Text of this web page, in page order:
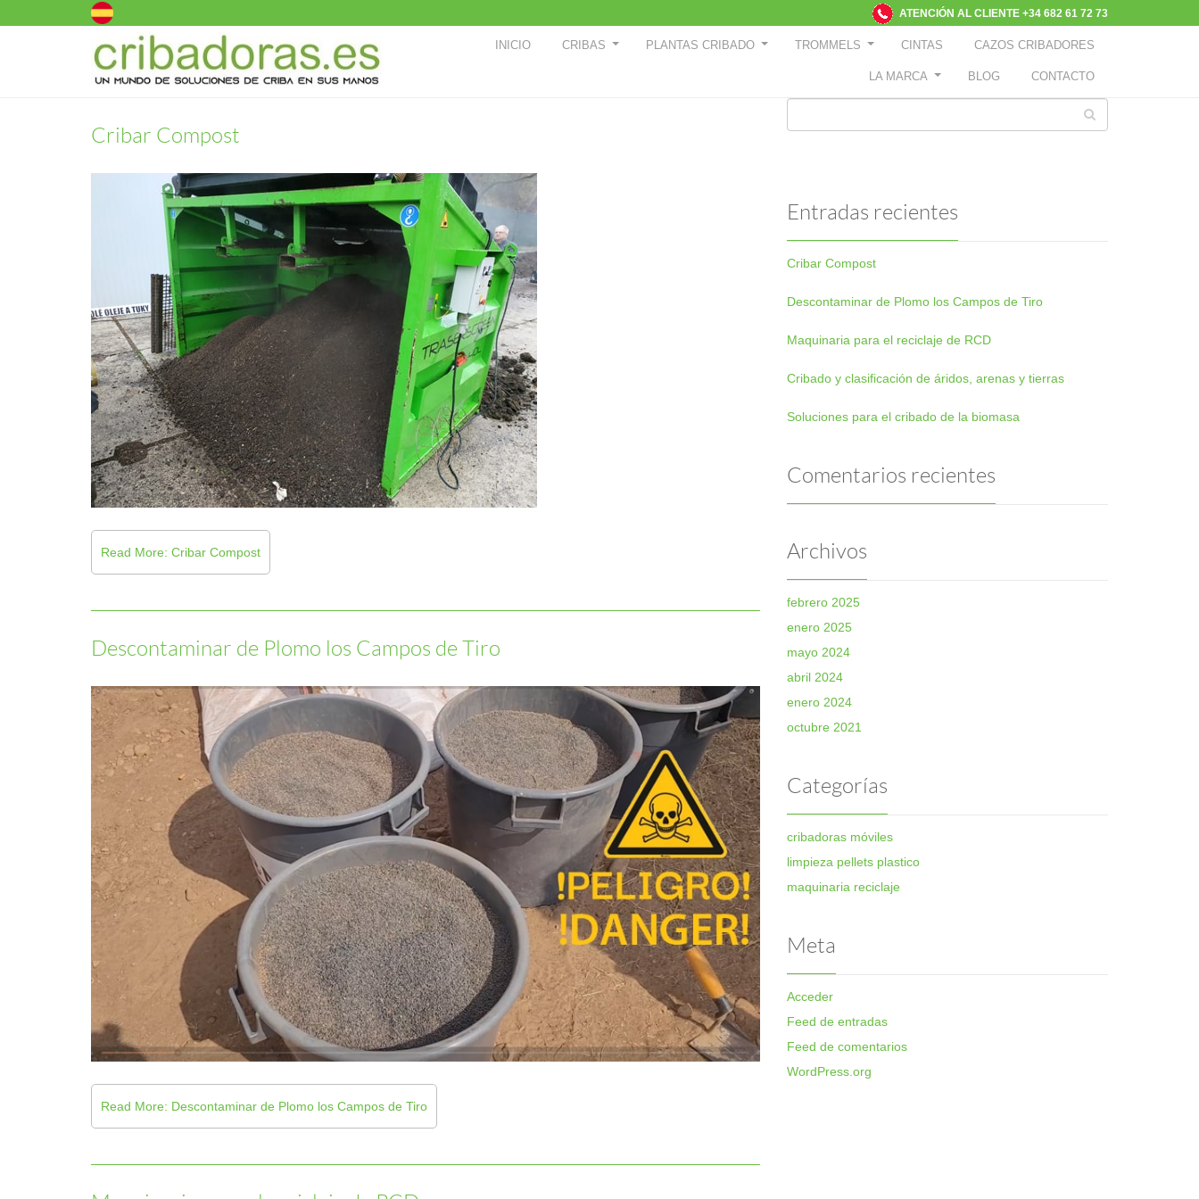
ATENCIÓN AL CLIENTE +34 682 61 72 73
INICIO CRIBAS PLANTAS CRIBADO TROMMELS CINTAS CAZOS CRIBADORES
LA MARCA BLOG CONTACTO
Cribar Compost
Read More: Cribar Compost
Descontaminar de Plomo los Campos de Tiro
Read More: Descontaminar de Plomo los Campos de Tiro
Entradas recientes
Cribar Compost
Descontaminar de Plomo los Campos de Tiro
Maquinaria para el reciclaje de RCD
Cribado y clasificación de áridos, arenas y tierras
Soluciones para el cribado de la biomasa
Comentarios recientes
Archivos
febrero 2025
enero 2025
mayo 2024
abril 2024
enero 2024
octubre 2021
Categorías
cribadoras móviles
limpieza pellets plastico
maquinaria reciclaje
Meta
Acceder
Feed de entradas
Feed de comentarios
WordPress.org